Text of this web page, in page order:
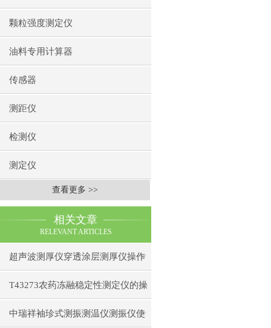
颗粒强度测定仪
油料专用计算器
传感器
测距仪
检测仪
测定仪
查看更多 >>
相关文章
RELEVANT ARTICLES
超声波测厚仪穿透涂层测厚仪操作
前准备操作步骤
T43273农药冻融稳定性测定仪的操
作使用
中瑞祥袖珍式测振测温仪测振仪使